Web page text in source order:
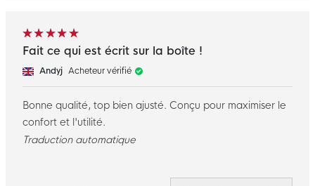
Fait ce qui est écrit sur la boîte !
Andyj Acheteur vérifié
Bonne qualité, top bien ajusté. Conçu pour maximiser le
confort et l'utilité.
Traduction automatique